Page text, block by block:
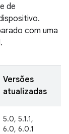
de
com uma
Versões
atualizadas
5.0, 5.1.1,
6.0, 6.0.1